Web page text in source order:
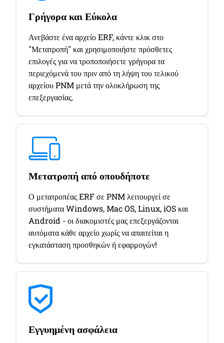
Γρήγορα και Εύκολα
Ανεβάστε ένα αρχείο ERF, κάντε κλικ στο
"Μετατροπή" και χρησιμοποιήστε πρόσθετες
επιλογές για να τροποποιήσετε γρήγορα τα
περιεχόμενά του πριν από τη λήψη του τελικού
αρχείου PNM μετά την ολοκλήρωση της
επεξεργασίας.
Μετατροπή από οπουδήποτε
Ο μετατροπέας ERF σε PNM λειτουργεί σε
συστήματα Windows, Mac OS, Linux, iOS και
Android - οι διακομιστές μας επεξεργάζονται
αυτόματα κάθε αρχείο χωρίς να απαιτείται η
εγκατάσταση προσθηκών ή εφαρμογών!
Εγγυημένη ασφάλεια